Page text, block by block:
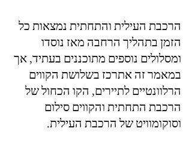
הרכבת העילית והתחתית נמצאות כל
הזמן בתהליך הרחבה מאז נוסדו
ומסלולים נוספים מתוכננים בעתיד, אך
במאמר זה אתרכז בשלושת הקווים
הרלוונטיים לתיירים, הקו הכחול של
הרכבת התחתית והקווים סילום
וסוקומוויט של הרכבת העילית.